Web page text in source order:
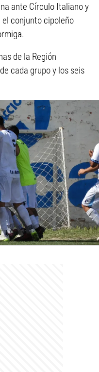
ante Círculo Italiano y
el conjunto cipoleño
de la Región
cada grupo y los seis